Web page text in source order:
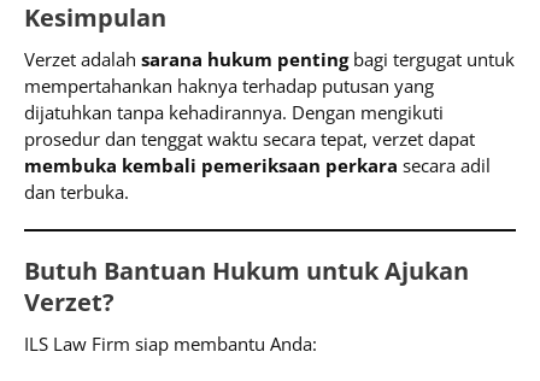
Kesimpulan
Verzet adalah sarana hukum pentingbagi tergugat untuk
mempertahankan haknya terhadap putusan yang
dijatuhkan tanpa kehadirannya. Dengan mengikuti
prosedur dan tenggat waktu secara tepat, verzet dapat
membuka kembali pemeriksaan perkara secara adil
dan terbuka.
Butuh Bantuan Hukum untuk Ajukan
Verzet?
ILS Law Firm siap membantu Anda: